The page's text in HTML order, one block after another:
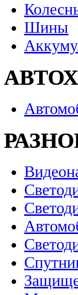
Шины